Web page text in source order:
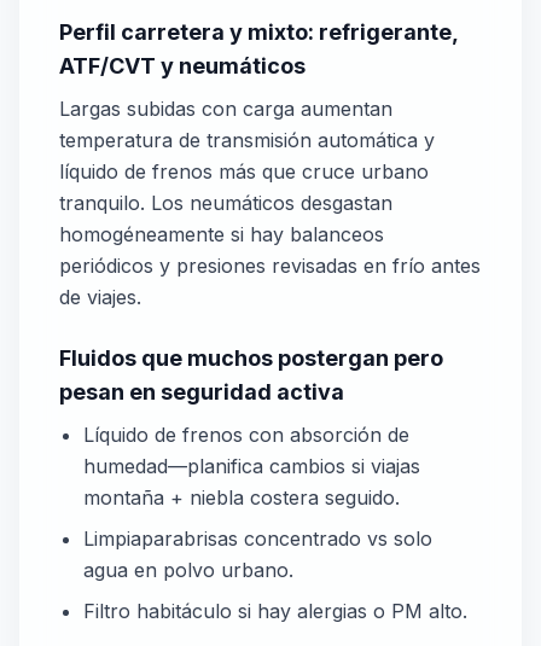
Perfil carretera y mixto: refrigerante,
ATF/CVT y neumáticos
Largas subidas con carga aumentan
temperatura de transmisión automática y
líquido de frenos más que cruce urbano
tranquilo. Los neumáticos desgastan
homogéneamente si hay balanceos
periódicos y presiones revisadas en frío antes
de viajes.
Fluidos que muchos postergan pero
pesan en seguridad activa
Líquido de frenos con absorción de
humedad—planifica cambios si viajas
montaña + niebla costera seguido.
Limpiaparabrisas concentrado vs solo
agua en polvo urbano.
Filtro habitáculo si hay alergias o PM alto.